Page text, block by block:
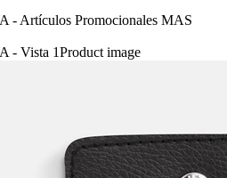
Product image